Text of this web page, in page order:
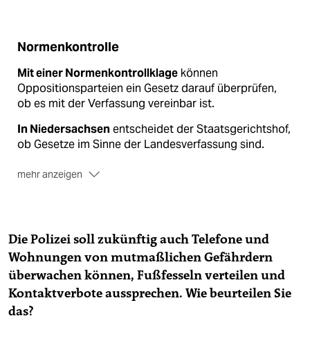
Normenkontrolle
Mit einer Normenkontrollklage können
Oppositionsparteien ein Gesetz darauf überprüfen,
ob es mit der Verfassung vereinbar ist.
In Niedersachsenentscheidet der Staatsgerichtshof,
ob Gesetze im Sinne der Landesverfassung sind.
mehr anzeigen
notwendig.
Ohne die Stimmen der AfDwäre das den anderen
Oppositionsparteien, Grünen und FDP, derzeit nicht
möglich. Da die Parteien nicht mit den
Rechtspopulisten zusammenarbeiten möchten,
diskutieren SPD, CDU, Grüne und FDP über eine
Die Polizei soll zukünftig auch Telefone und
Wohnungen von mutmaßlichen Gefährdern
überwachen können, Fußfesseln verteilen und
Kontaktverbote aussprechen. Wie beurteilen Sie
das?